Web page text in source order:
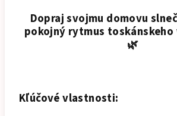
Dopraj svojmu domovu
pokojný rytmus
🌿
Kľúčové vlastnosti: